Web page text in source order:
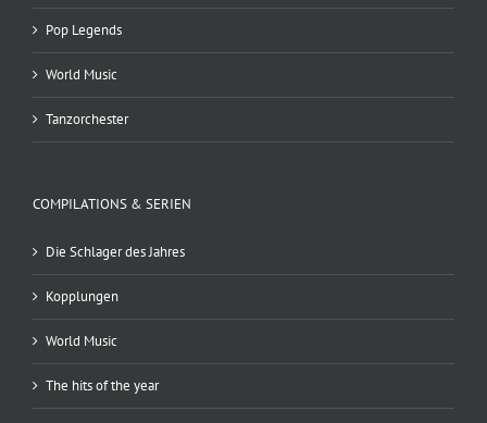
Pop Legends
World Music
Tanzorchester
COMPILATIONS & SERIEN
Die Schlager des Jahres
Kopplungen
World Music
The hits of the year